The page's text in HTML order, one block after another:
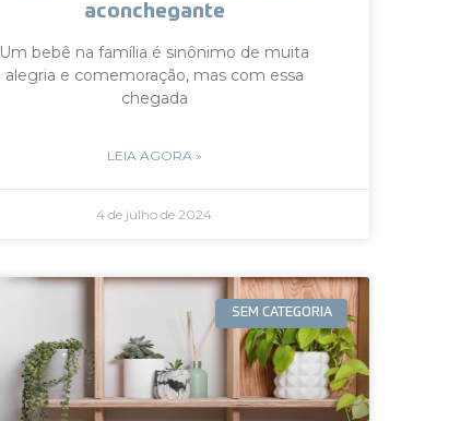
aconchegante
Um bebê na família é sinônimo de muita
alegria e comemoração, mas com essa
chegada
LEIA AGORA »
4 de julho de 2024
SEM CATEGORIA